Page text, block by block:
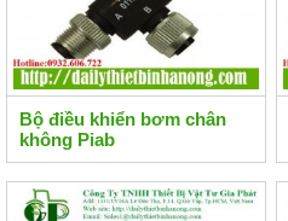
Bộ điều khiển bơm chân
không Piab